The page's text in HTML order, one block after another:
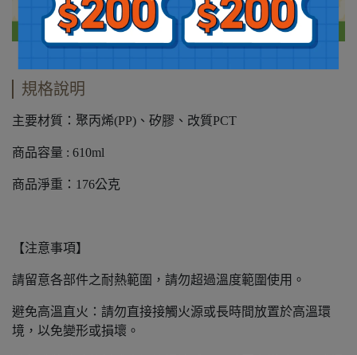
規格說明
主要材質：聚丙烯(PP)、矽膠、改質PCT
商品容量 : 610ml
商品淨重：176公克
【注意事項】
請留意各部件之耐熱範圍，請勿超過溫度範圍使用。
避免高溫直火：請勿直接接觸火源或長時間放置於高溫環
境，以免變形或損壞。